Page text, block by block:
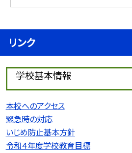
リンク
学校基本情報
本校へのアクセス
緊急時の対応
いじめ防止基本方針
令和４年度学校教育目標